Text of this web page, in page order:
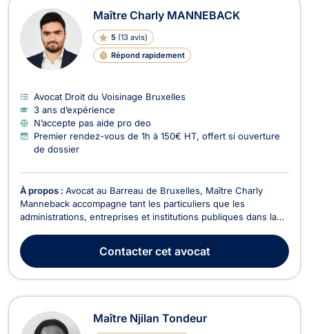
Maître Charly MANNEBACK
5 (13 avis)
Répond rapidement
Avocat Droit du Voisinage Bruxelles
3 ans d’expérience
N’accepte pas aide pro deo
Premier rendez-vous de 1h à 150€ HT, offert si ouverture
de dossier
À propos : Avocat au Barreau de Bruxelles, Maître Charly
Manneback accompagne tant les particuliers que les
administrations, entreprises et institutions publiques dans la
intervient principalement en droit administratif et en droit
public, notamment en droit de l’urbanism...
Contactercet avocat
Maître Njilan Tondeur